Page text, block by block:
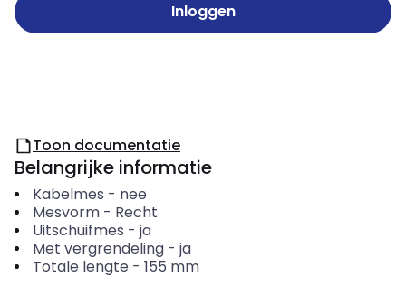
Inloggen
Toon documentatie
Belangrijke informatie
Kabelmes - nee
Mesvorm- Recht
Uitschuifmes - ja
Met vergrendeling- ja
Totale lengte - 155 mm